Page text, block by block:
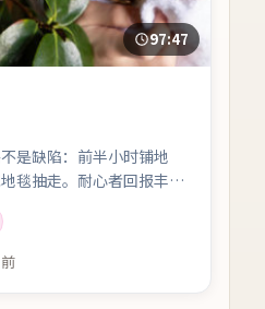
97:47
不是缺陷：前半小时铺地
毯抽走。耐心者回报丰